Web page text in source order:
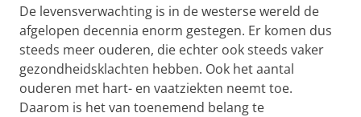
De levensverwachting is in de westerse wereld de
afgelopen decennia enorm gestegen. Er komen dus
steeds meer ouderen, die echter ook steeds vaker
gezondheidsklachten hebben. Ook het aantal
ouderen met hart- en vaatziekten neemt toe.
Daarom is het van toenemend belang te